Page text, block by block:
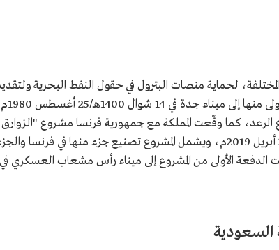
لحماية منصات البترول في حقول النفط البحرية
المساندة في الميناء وخدمات السفن، إذ وصلت
كما وقّعت المملكة مع جمهورية فرنسا مشروع "الزوارق
الاعتراضية السريعة الفرنسية" في 15 شعبان 1440هـ/20 أبريل 2019م، ويشمل المشروع تصنيع جزء منها في فرنسا
الدفعة الأولى من المشروع إلى ميناء رأس مشعاب العسكري في
السعودية